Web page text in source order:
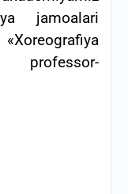
jamoalari
professor-